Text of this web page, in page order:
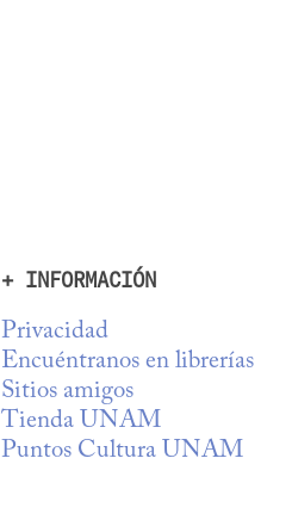
+ INFORMACIÓN
Privacidad
Encuéntranos en librerías
Sitios amigos
Tienda UNAM
Puntos Cultura UNAM